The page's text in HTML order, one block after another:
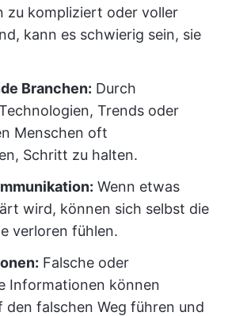
zu kompliziert oder voller
kann es schwierig sein, sie
Branchen: Durch
Trends oder
Menschen oft
Schritt zu halten.
Wenn etwas
wird, können sich selbst die
verloren fühlen.
Falsche oder
Informationen können
den falschen Weg führen und